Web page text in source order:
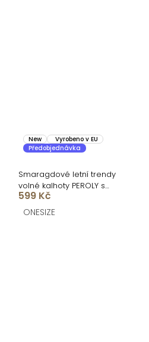
New
Vyrobeno v EU
Předobjednávka
Smaragdové letní trendy
volné kalhoty PEROLY s
rozparky
599 Kč
ONESIZE